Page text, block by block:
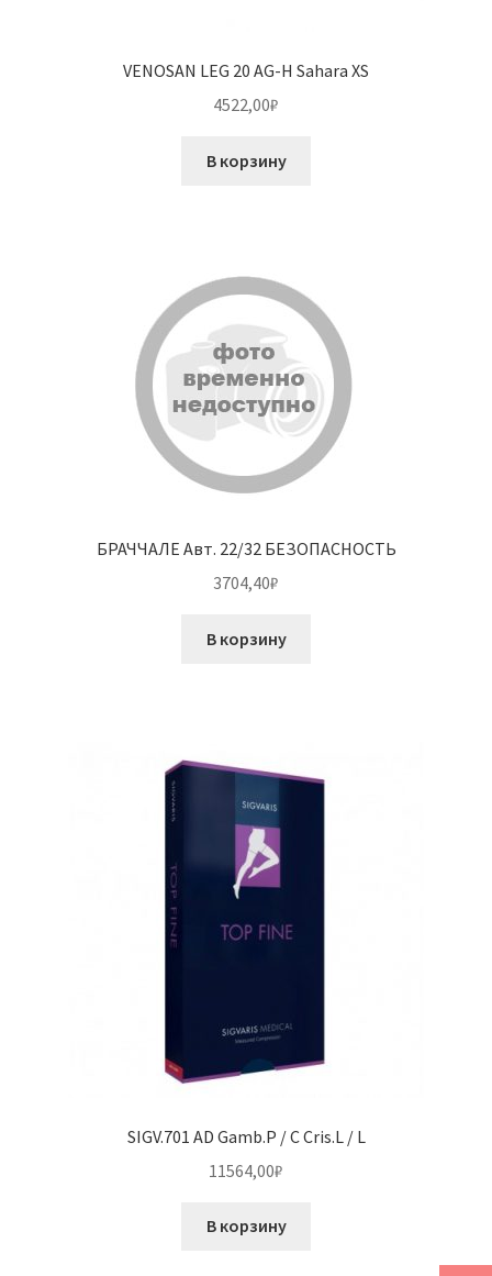
VENOSAN LEG 20 AG-H Sahara XS
4522,00₽
В корзину
БРАЧЧАЛЕ Авт. 22/32 БЕЗОПАСНОСТЬ
3704,40₽
В корзину
SIGV.701 AD Gamb.P / C Cris.L / L
11564,00₽
В корзину